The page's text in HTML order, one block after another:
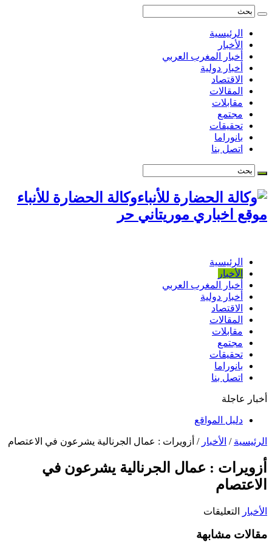
الرئيسية
الأخبار
أخبار المغرب العربي
أخبار دولية
الاقتصاد
المقالات
مقابلات
مجتمع
تحقيقات
بانوراما
اتصل بنا
وكالة الحضارة للأنباء
موقع اخباري موريتاني حر
الرئيسية
الأخبار
أخبار المغرب العربي
أخبار دولية
الاقتصاد
المقالات
مقابلات
مجتمع
تحقيقات
بانوراما
اتصل بنا
أخبار عاجلة
دليل المواقع
الرئيسية / الأخبار / أزويرات : عمال الجرنالية يشرعون في الاعتصام
أزويرات : عمال الجرنالية يشرعون في
الاعتصام
الأخبار التعليقات
:
مقالات مشابهة